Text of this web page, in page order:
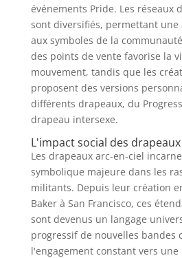
événements Pride. Les réseaux
sont diversifiés, permettant une
aux symboles de la
des points de vente favorise la
mouvement, tandis que les
proposent des versions
différents drapeaux, du
drapeau intersexe.
L'impact social des
Les drapeaux arc-en-ciel
symbolique majeure dans les
militants. Depuis leur création
Baker à San Francisco, ces
sont devenus un langage
progressif de nouvelles bandes
l'engagement constant vers